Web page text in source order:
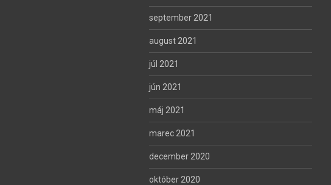
september 2021
august 2021
júl 2021
jún 2021
máj 2021
marec 2021
december 2020
október 2020